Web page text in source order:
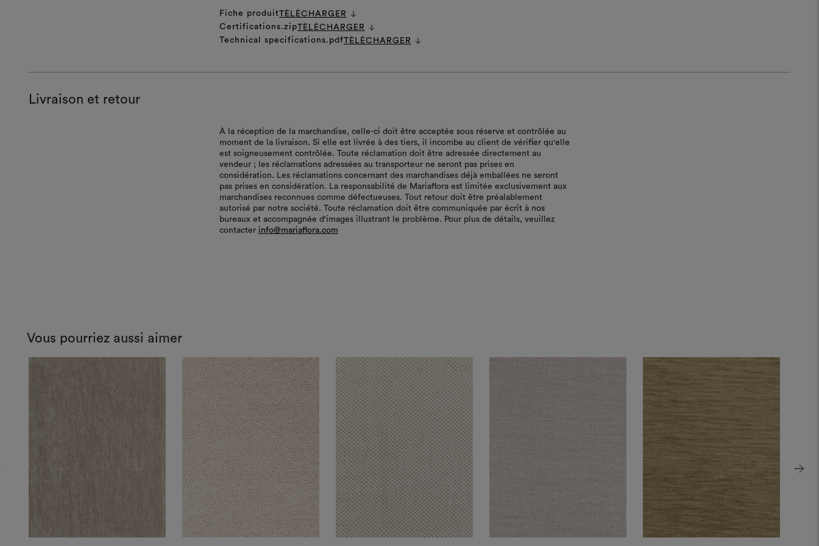
Fiche produitTÈLÈCHARGER
Certifications.zipTÈLÈCHARGER
Technical specifications.pdfTÈLÈCHARGER
Livraison et retour
À la réception de la marchandise, celle-ci doit être acceptée sous réserve et contrôlée au
moment de la livraison. Si elle est livrée à des tiers, il incombe au client de vérifier qu'elle
est soigneusement contrôlée. Toute réclamation doit être adressée directement au
vendeur ; les réclamations adressées au transporteur ne seront pas prises en
considération. Les réclamations concernant des marchandises déjà emballées ne seront
pas prises en considération. La responsabilité de Mariaflora est limitée exclusivement aux
marchandises reconnues comme défectueuses. Tout retour doit être préalablement
autorisé par notre société. Toute réclamation doit être communiquée par écrit à nos
bureaux et accompagnée d'images illustrant le problème. Pour plus de détails, veuillez
contacter info@mariaflora.com
Vous pourriez aussi aimer